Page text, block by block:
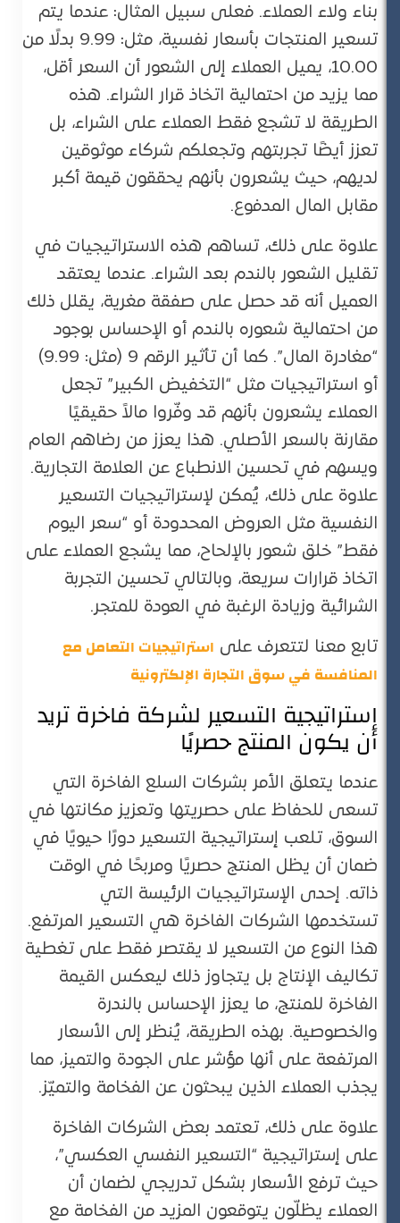
بناء ولاء العملاء. فعلى سبيل المثال: عندما يتم
تسعير المنتجات بأسعار نفسية، مثل: 9.99 بدلًا من
10.00، يميل العملاء إلى الشعور أن السعر أقل،
مما يزيد من احتمالية اتخاذ قرار الشراء. هذه
الطريقة لا تشجع فقط العملاء على الشراء، بل
تعزز أيضًا تجربتهم وتجعلكم شركاء موثوقين
لديهم، حيث يشعرون بأنهم يحققون قيمة أكبر
مقابل المال المدفوع​.
علاوة على ذلك، تساهم هذه الاستراتيجيات في
تقليل الشعور بالندم بعد الشراء. عندما يعتقد
العميل أنه قد حصل على صفقة مغرية، يقلل ذلك
من احتمالية شعوره بالندم أو الإحساس بوجود
“مغادرة المال”. كما أن تأثير الرقم 9 (مثل: 9.99)
أو استراتيجيات مثل “التخفيض الكبير” تجعل
العملاء يشعرون بأنهم قد وفّروا مالاً حقيقيًا
مقارنة بالسعر الأصلي​. هذا يعزز من رضاهم العام
ويسهم في تحسين الانطباع عن العلامة التجارية.
علاوة على ذلك، يُمكن لإستراتيجيات التسعير
النفسية مثل العروض المحدودة أو “سعر اليوم
فقط” خلق شعور بالإلحاح، مما يشجع العملاء على
اتخاذ قرارات سريعة، وبالتالي تحسين التجربة
الشرائية وزيادة الرغبة في العودة للمتجر​.
تابع معنا لتتعرف علىاستراتيجيات التعامل مع
المنافسة في سوق التجارة الإلكترونية
إستراتيجية التسعير لشركة فاخرة تريد
أن يكون المنتج حصريًا
عندما يتعلق الأمر بشركات السلع الفاخرة التي
تسعى للحفاظ على حصريتها وتعزيز مكانتها في
السوق، تلعب إستراتيجية التسعير دورًا حيويًا في
ضمان أن يظل المنتج حصريًا ومربحًا في الوقت
ذاته. إحدى الإستراتيجيات الرئيسة التي
تستخدمها الشركات الفاخرة هي التسعير المرتفع.
هذا النوع من التسعير لا يقتصر فقط على تغطية
تكاليف الإنتاج بل يتجاوز ذلك ليعكس القيمة
الفاخرة للمنتج، ما يعزز الإحساس بالندرة
والخصوصية. بهذه الطريقة، يُنظر إلى الأسعار
المرتفعة على أنها مؤشر على الجودة والتميز، مما
يجذب العملاء الذين يبحثون عن الفخامة والتميّز​.
علاوة على ذلك، تعتمد بعض الشركات الفاخرة
على إستراتيجية “التسعير النفسي العكسي”،
حيث ترفع الأسعار بشكل تدريجي لضمان أن
العملاء يظلّون يتوقعون المزيد من الفخامة مع